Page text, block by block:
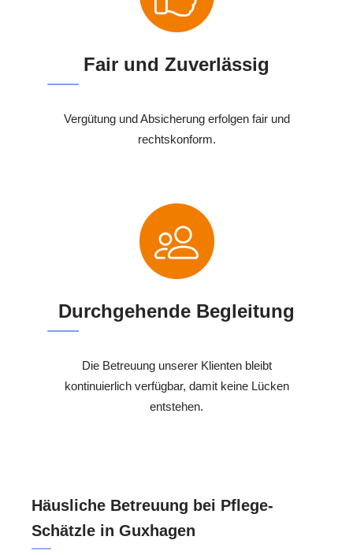
Fair und Zuverlässig
Vergütung und Absicherung erfolgen fair und
rechtskonform.
Durchgehende Begleitung
Die Betreuung unserer Klienten bleibt
kontinuierlich verfügbar, damit keine Lücken
entstehen.
Häusliche Betreuung bei Pflege-
Schätzle in Guxhagen